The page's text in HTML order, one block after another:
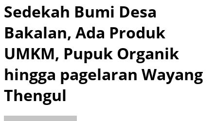
Sedekah Bumi Desa
Bakalan, Ada Produk
UMKM, Pupuk Organik
hingga pagelaran Wayang
Thengul